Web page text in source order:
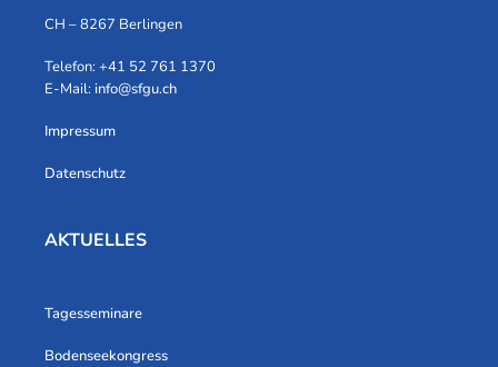
CH – 8267 Berlingen
Telefon: +41 52 761 1370
E-Mail: info@sfgu.ch
Impressum
Datenschutz
AKTUELLES
Tagesseminare
Bodenseekongress